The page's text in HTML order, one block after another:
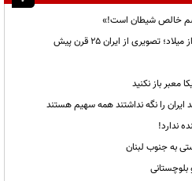
خالص شیطان است!»
معبر باز نکنید
ایران را نگه نداشتند همه سهیم هستند
ندارد!
به جنوب لبنان